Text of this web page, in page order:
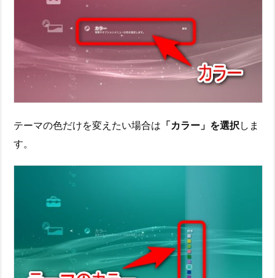
テーマの色だけを変えたい場合は 「カラー」を選択 しま
す。